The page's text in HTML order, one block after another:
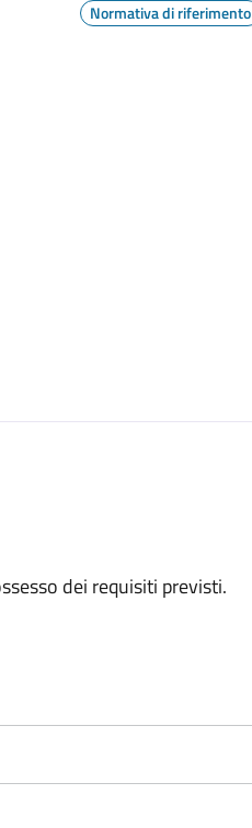
Normativa di riferimento
dei requisiti previsti.